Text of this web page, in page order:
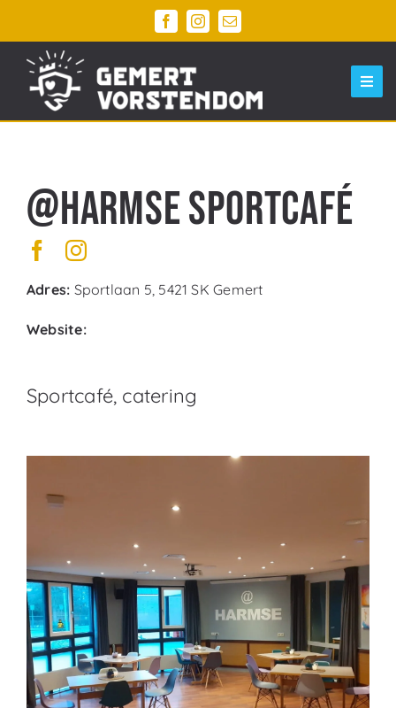
naar
inhoud
Ontdek Gemert Centrum
Evenementen
Agenda
@Harmse Sportcafé
Adres: Sportlaan 5, 5421 SK Gemert
Website:
Sportcafé, catering